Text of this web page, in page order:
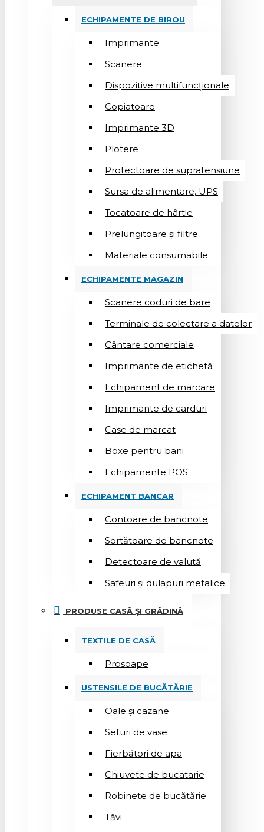
ECHIPAMENTE DE BIROU
Imprimante
Scanere
Dispozitive multifuncționale
Copiatoare
Imprimante 3D
Plotere
Protectoare de supratensiune
Sursa de alimentare, UPS
Tocatoare de hârtie
Prelungitoare și filtre
Materiale consumabile
ECHIPAMENTE MAGAZIN
Scanere coduri de bare
Terminale de colectare a datelor
Cântare comerciale
Imprimante de etichetă
Echipament de marcare
Imprimante de carduri
Case de marcat
Boxe pentru bani
Echipamente POS
ECHIPAMENT BANCAR
Contoare de bancnote
Sortătoare de bancnote
Detectoare de valută
Safeuri și dulapuri metalice
PRODUSE CASĂ ȘI GRĂDINĂ
TEXTILE DE CASĂ
Prosoape
USTENSILE DE BUCĂTĂRIE
Oale și cazane
Seturi de vase
Fierbători de apa
Chiuvete de bucatarie
Robinete de bucătărie
Tăvi